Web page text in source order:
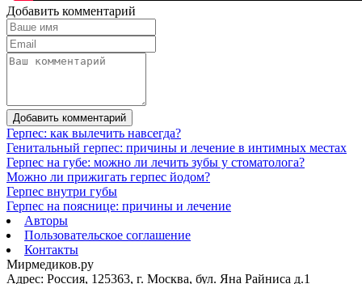
Добавить комментарий
Добавить комментарий
Герпес: как вылечить навсегда?
Генитальный герпес: причины и лечение в интимных местах
Герпес на губе: можно ли лечить зубы у стоматолога?
Можно ли прижигать герпес йодом?
Герпес внутри губы
Герпес на пояснице: причины и лечение
Авторы
Пользовательское соглашение
Контакты
Мирмедиков.ру
Адрес: Россия, 125363, г. Москва, бул. Яна Райниса д.1